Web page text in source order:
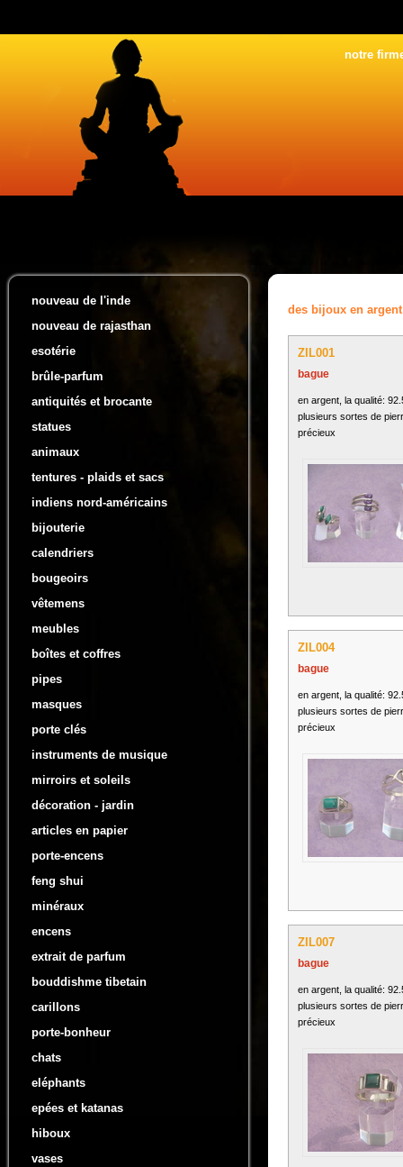
notre
des bijoux en argent
nouveau de l'inde
nouveau de rajasthan
esotérie
brûle-parfum
antiquités et brocante
statues
animaux
tentures - plaids et sacs
indiens nord-américains
bijouterie
calendriers
bougeoirs
vêtemens
meubles
boîtes et coffres
pipes
masques
porte clés
instruments de musique
mirroirs et soleils
décoration - jardin
articles en papier
porte-encens
feng shui
minéraux
encens
extrait de parfum
bouddishme tibetain
carillons
porte-bonheur
chats
eléphants
epées et katanas
hiboux
vases
ZIL001
bague
en argent, la qualité:
plusieurs sortes de
précieux
ZIL004
bague
en argent, la qualité:
plusieurs sortes de
précieux
ZIL007
bague
en argent, la qualité:
plusieurs sortes de
précieux